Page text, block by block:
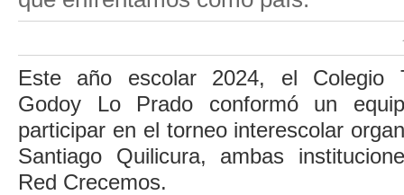
Este año escolar 2024, el Colegio
Godoy Lo Prado conformó un
participar en el torneo interescolar
Santiago Quilicura, ambas
Red Crecemos.